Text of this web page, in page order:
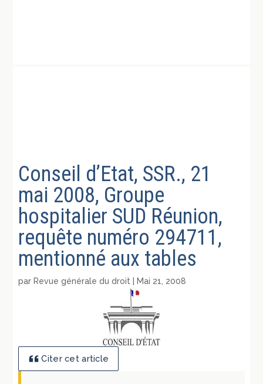
Conseil d’Etat, SSR., 21
mai 2008, Groupe
hospitalier SUD Réunion,
requête numéro 294711,
mentionné aux tables
par Revue générale du droit Mai 21, 2008
Citer cet article